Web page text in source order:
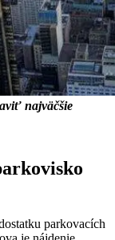
najväčšie
parkovacích